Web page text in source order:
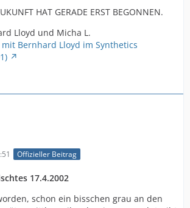
HAT GERADE ERST BEGONNEN.
Lloyd und Micha L.
Bernhard Lloyd im Synthetics
Offizieller Beitrag
17.4.2002
schon ein bisschen grau an den